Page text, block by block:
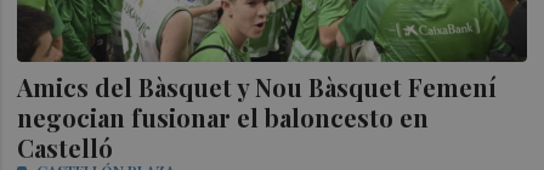
Amics del Bàsquet y Nou Bàsquet Femení
negocian fusionar el baloncesto en
Castelló